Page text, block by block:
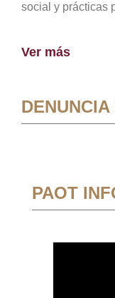
social y prácticas
Ver más
DENUNCIA
PAOT